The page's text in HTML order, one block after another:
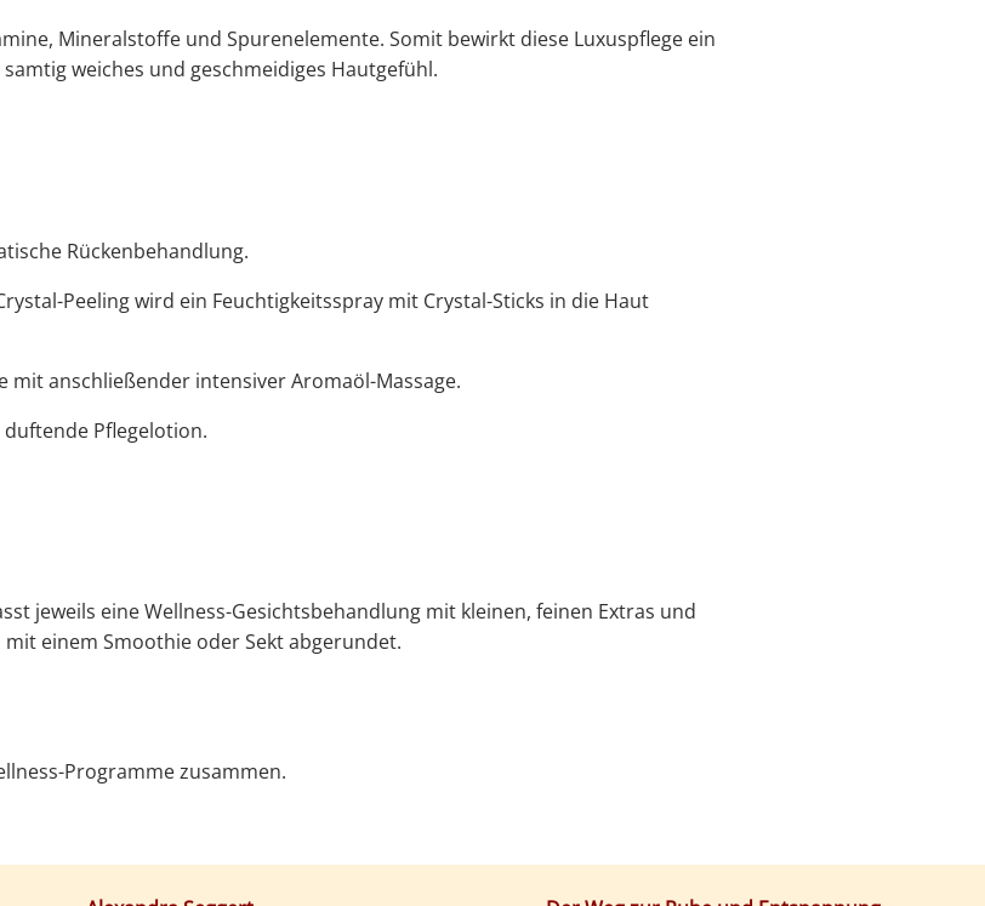
Mineralstoffe und Spurenelemente. Somit bewirkt diese Luxuspflege ein
weiches und geschmeidiges Hautgefühl.
Rückenbehandlung.
Peeling wird ein Feuchtigkeitsspray mit Crystal-Sticks in die Haut
mit anschließender intensiver Aromaöl-Massage.
Pflegelotion.
jeweils eine Wellness-Gesichtsbehandlung mit kleinen, feinen Extras und
einem Smoothie oder Sekt abgerundet.
Programme zusammen.